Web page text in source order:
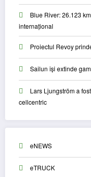
Blue River: 26.123
internațional
Proiectul Revoy
Sailun își extinde
Lars Ljungström a
cellcentric
eNEWS
eTRUCK